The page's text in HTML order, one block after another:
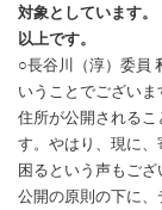
対象としています。
以上です。
○長谷川（淳）委員
いうことでござい
住所が公開される
す。やはり、現に
困るという声もござ
公開の原則の下に